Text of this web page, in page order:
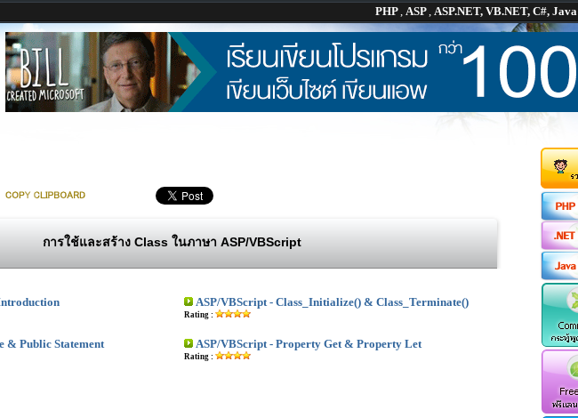
PHP, ASP, ASP.NET, VB.NET, C#, Java
การใช้และสร้าง Class ในภาษา ASP/VBScript
ASP/VBScript - Class_Initialize() & Class_Terminate()
Rating :
& Public Statement ASP/VBScript - Property Get & Property Let
Rating :